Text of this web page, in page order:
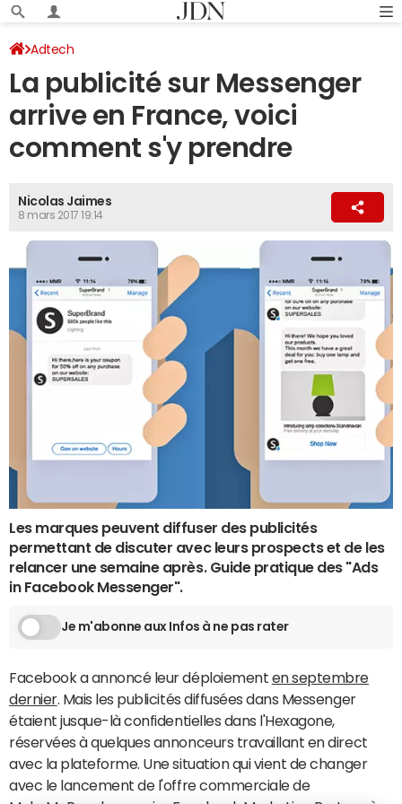
Adtech
La publicité sur Messenger
arrive en France, voici
comment s'y prendre
Nicolas Jaimes
8 mars 2017 19:14
Les marques peuvent diffuser des publicités
permettant de discuter avec leurs prospects et de les
relancer une semaine après. Guide pratique des "Ads
in Facebook Messenger".
Je m'abonne aux Infos à ne pas rater
Facebook a annoncé leur déploiement en septembre
dernier. Mais les publicités diffusées dans Messenger
étaient jusque-là confidentielles dans l'Hexagone,
réservées à quelques annonceurs travaillant en direct
avec la plateforme. Une situation qui vient de changer
avec le lancement de l'offre commerciale de